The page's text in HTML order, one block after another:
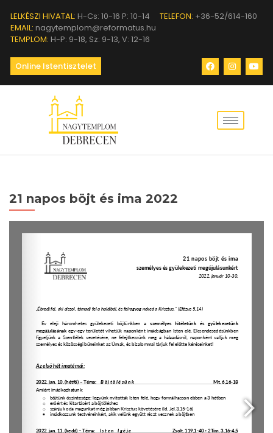
LELKÉSZI HIVATAL: H-Cs: 10-16 P: 10-14 TELEFON: +36-52/614-160
EMAIL: nagytemplom@reformatus.hu
TEMPLOM: H-P: 9-18, Sz: 9-13, V: 12-16
Online Istentisztelet
21 napos böjt és ima 2022